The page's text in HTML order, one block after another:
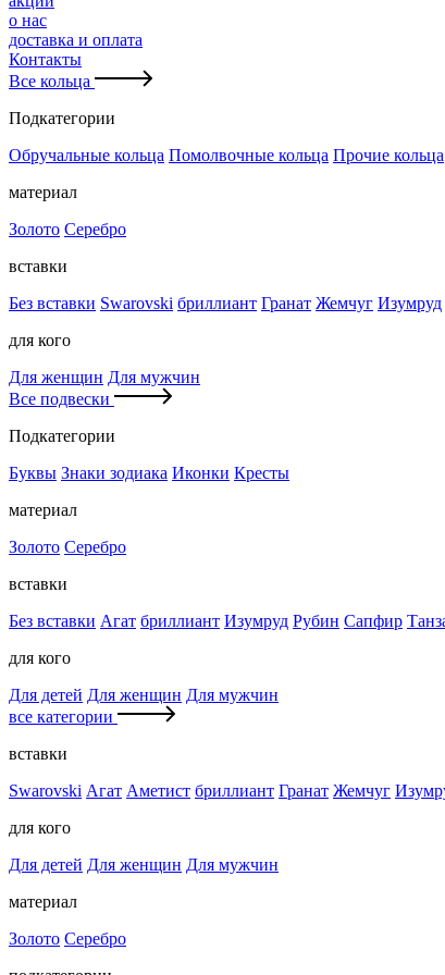
о нас
доставка и оплата
Контакты
Все кольца
Подкатегории
Обручальные кольца Помолвочные кольца Прочие кольца
материал
Золото Серебро
вставки
Без вставки Swarovski бриллиант Гранат Жемчуг Изумруд
для кого
Для женщин Для мужчин
Все подвески
Подкатегории
Буквы Знаки зодиака Иконки Кресты
материал
Золото Серебро
вставки
Без вставки Агат бриллиант Изумруд Рубин Сапфир
для кого
Для детей Для женщин Для мужчин
все категории
вставки
Swarovski Агат Аметист бриллиант Гранат Жемчуг
для кого
Для детей Для женщин Для мужчин
материал
Золото Серебро